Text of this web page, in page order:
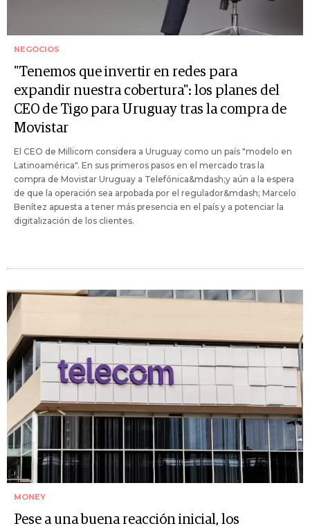
NEGOCIOS
"Tenemos que invertir en redes para
expandir nuestra cobertura": los planes del
CEO de Tigo para Uruguay tras la compra de
Movistar
El CEO de Millicom considera a Uruguay como un país "modelo en
Latinoamérica". En sus primeros pasos en el mercado tras la
compra de Movistar Uruguay a Telefónica&mdash;y aún a la espera
de que la operación sea arpobada por el regulador&mdash; Marcelo
Benítez apuesta a tener más presencia en el país y a potenciar la
digitalización de los clientes.
MONEY
Pese a una buena reacción inicial, los